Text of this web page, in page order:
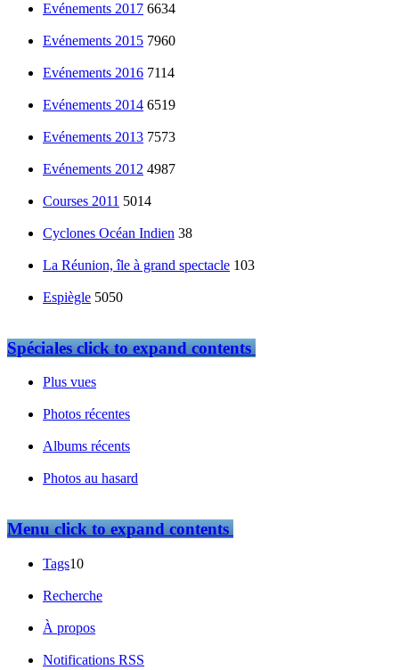
Evénements 2017 6634
Evénements 2015 7960
Evénements 2016 7114
Evénements 2014 6519
Evénements 2013 7573
Evénements 2012 4987
Courses 2011 5014
Cyclones Océan Indien 38
La Réunion, île à grand spectacle 103
Espiègle 5050
Spécialesclick to expand contents
Plus vues
Photos récentes
Albums récents
Photos au hasard
Menuclick to expand contents
Tags10
Recherche
À propos
Notifications RSS